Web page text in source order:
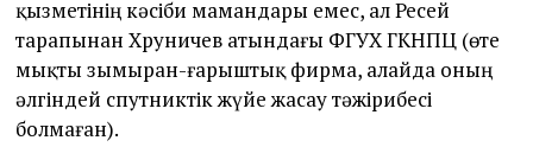
қызметінің кәсіби мамандары емес, ал Ресей
тарапынан Хруничев атындағы ФГУХ ГКНПЦ (өте
мықты зымыран-ғарыштық фирма, алайда оның
әлгіндей спутниктік жүйе жасау тәжірибесі
болмаған).